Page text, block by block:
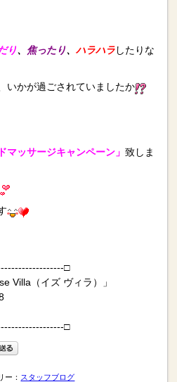
り、 焦ったり、ハラハラしたりな
いかが過ごされていましたか
マッサージキャンペーン」致しま
□
Villa（イズ ヴィラ）」
□
ー： スタッフブログ